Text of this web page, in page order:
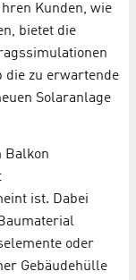
Kunden, wie
bietet die
die zu erwartende
Solaranlage
Balkon
ist. Dabei
oder
Gebäudehülle